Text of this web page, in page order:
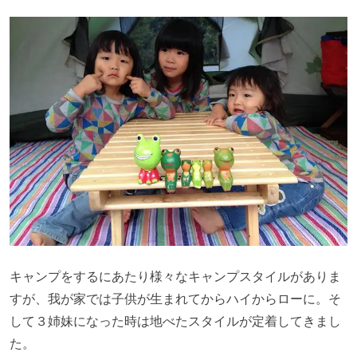
キャンプをするにあたり様々なキャンプスタイルがありま
すが、 我が家では子供が生まれてからハイからローに。 そ
して３姉妹になった時は地べたスタイルが定着してきまし
た。